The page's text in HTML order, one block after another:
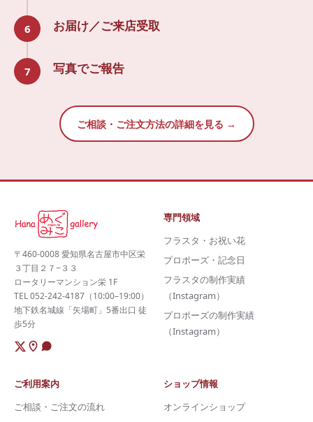
6 お届け／ご来店受取
7 写真でご報告
ご相談・ご注文方法の詳細を見る →
〒460-0008 愛知県名古屋市中区栄
３丁目２７−３３
ロータリーマンション栄 1F
TEL 052-242-4187（10:00–19:00）
地下鉄名城線「矢場町」5番出口 徒
歩5分
専門領域
フラスタ・お祝い花
プロポーズ・記念日
フラスタの制作実績
（Instagram）
プロポーズの制作実績
（Instagram）
ご利用案内
ご相談・ご注文の流れ
ショップ情報
オンラインショップ